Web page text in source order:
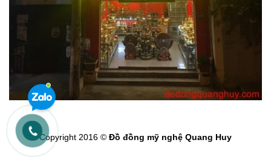
Copyright 2016 © Đồ đồng mỹ nghệ Quang Huy